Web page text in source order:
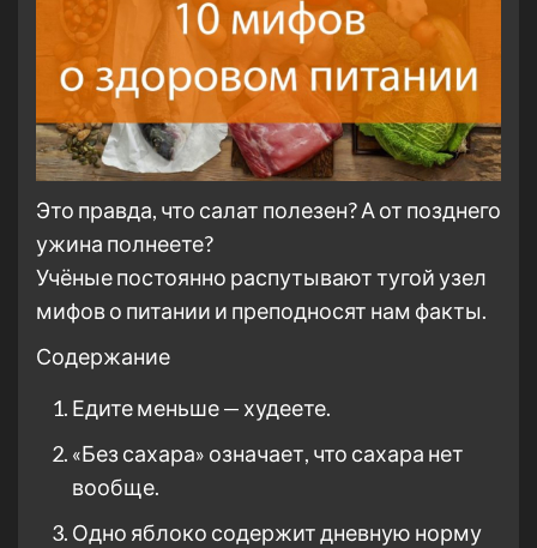
Это правда, что салат полезен? А от позднего
ужина полнеете?
Учёные постоянно распутывают тугой узел
мифов о питании и преподносят нам факты.
Содержание
Едите меньше — худеете.
«Без сахара» означает, что сахара нет
вообще.
Одно яблоко содержит дневную норму